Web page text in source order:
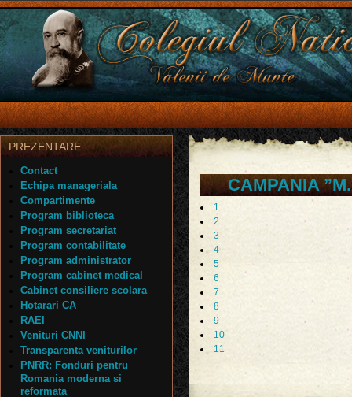
CAMPANIA
1
2
3
4
5
6
7
8
9
10
11
PREZENTARE
Contact
Echipa manageriala
Compartimente
Program biblioteca
Program secretariat
Program contabilitate
Program administrator
Program cabinet medical
Cabinet consiliere scolara
Hotarari CA
RAEI
Venituri CNNI
Transparenta veniturilor
PNRR: Fonduri pentru
Romania moderna si
reformata